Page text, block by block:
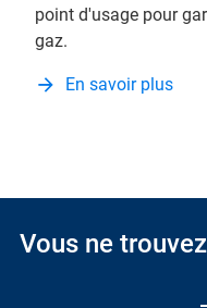
point d'usage pour
gaz.
En savoir plus
Vous ne